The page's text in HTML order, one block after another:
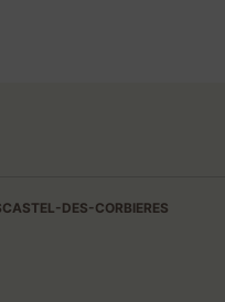
DES-CORBIERES